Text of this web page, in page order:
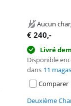
Aucun
€ 240,-
Livré
Disponible
dans 11
Comparer
Deuxième